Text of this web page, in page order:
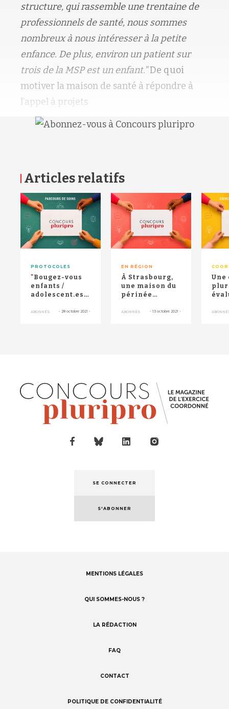
structure, qui rassemble une trentaine de
professionnels de santé, nous sommes
nombreux à nous intéresser à la petite
enfance. De plus, environ un patient sur
trois de la MSP est un enfant."De quoi
motiver la maison de santé à répondre à
l’appel à projets
Articles relatifs
PROTOCOLES
"Bougez-vous
enfants /
adolescent.es" :
charge et
ABONNÉS - 28 octobre 2021 -
EN RÉGION
À Strasbourg,
une maison du
périnée
hommes et aux
ABONNÉS - 13 octobre 2021 -
RETOUR HAUT DE PAGE
SE CONNECTER
S'ABONNER
MENTIONS LÉGALES
QUI SOMMES-NOUS ?
LA RÉDACTION
FAQ
CONTACT
POLITIQUE DE CONFIDENTIALITÉ